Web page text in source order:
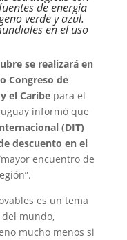
de energía
verde y azul.
en el uso
se realizará en
Congreso de
el Caribepara el
informó que
(DIT)
descuento en el
encuentro de
es un tema
mundo,
mucho menos si